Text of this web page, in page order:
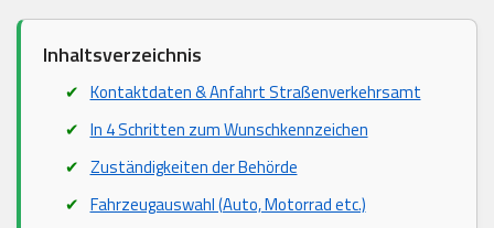
Inhaltsverzeichnis
Kontaktdaten & Anfahrt Straßenverkehrsamt
In 4 Schritten zum Wunschkennzeichen
Zuständigkeiten der Behörde
Fahrzeugauswahl (Auto, Motorrad etc.)